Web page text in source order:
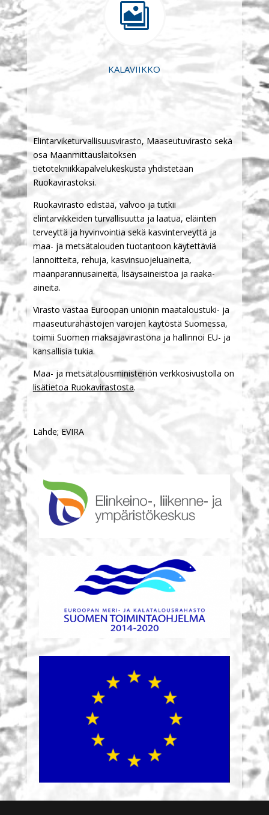

KALAVIIKKO
Elintarviketurvallisuusvirasto, Maaseutuvirasto sekä
osa Maanmittauslaitoksen
tietotekniikkapalvelukeskusta yhdistetään
Ruokavirastoksi.
Ruokavirasto edistää, valvoo ja tutkii
elintarvikkeiden turvallisuutta ja laatua, eläinten
terveyttä ja hyvinvointia sekä kasvinterveyttä ja
maa- ja metsätalouden tuotantoon käytettäviä
lannoitteita, rehuja, kasvinsuojeluaineita,
maanparannusaineita, lisäysaineistoa ja raaka-
aineita.
Virasto vastaa Euroopan unionin maataloustuki- ja
maaseuturahastojen varojen käytöstä Suomessa,
toimii Suomen maksajavirastona ja hallinnoi EU- ja
kansallisia tukia.
Maa- ja metsätalousministeriön verkkosivustolla on
lisätietoa Ruokavirastosta.
Lähde; EVIRA